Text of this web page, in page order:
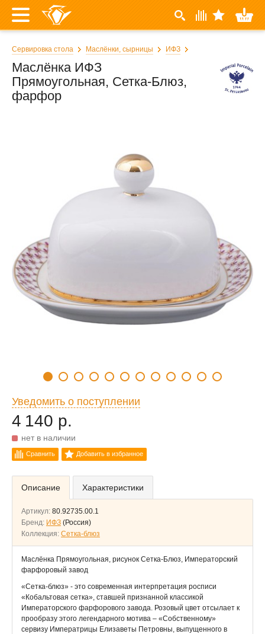
Сервировка стола Маслёнки, сырницы ИФЗ
Маслёнка ИФЗ
Прямоугольная, Сетка-Блюз,
фарфор
Уведомить о поступлении
4 140 р.
нет в наличии
Сравнить Добавить в избранное
Описание Характеристики
Артикул: 80.92735.00.1
Бренд: ИФЗ (Россия)
Коллекция: Сетка-блюз
Маслёнка Прямоугольная, рисунок Сетка-Блюз, Императорский
фарфоровый завод
«Сетка-блюз» - это современная интерпретация росписи
«Кобальтовая сетка», ставшей признанной классикой
Императорского фарфорового завода. Розовый цвет отсылает к
прообразу этого легендарного мотива – «Собственному»
сервизу Императрицы Елизаветы Петровны, выпущенного в